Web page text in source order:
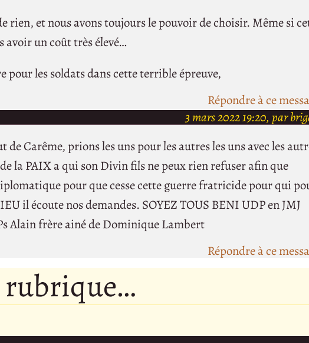
rien, et nous avons toujours le pouvoir de choisir. Même si
un coût très élevé…
les soldats dans cette terrible épreuve,
Répondre à ce
3 mars 2022 19:20, par
de Carême, prions les uns pour les autres les uns avec les
la PAIX a qui son Divin fils ne peux rien refuser afin que
pour que cesse cette guerre fratricide pour qui
il écoute nos demandes. SOYEZ TOUS BENI UDP en JMJ
Alain frère ainé de Dominique Lambert
Répondre à ce
rubrique…